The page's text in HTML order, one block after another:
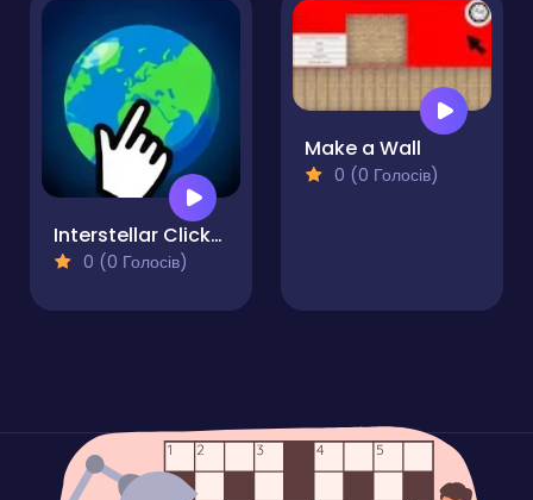
Interstellar Clicker
0 (0 Голосів)
Make a Wall
0 (0 Голосів)